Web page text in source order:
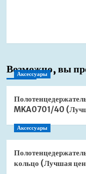
Возможно, вы
Аксессуары
MKA0701/40
Аксессуары
кольцо (Лучшая